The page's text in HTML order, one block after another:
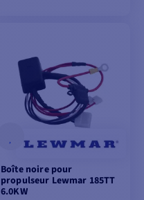
Boîte noire pour
propulseur Lewmar 185TT
6.0KW